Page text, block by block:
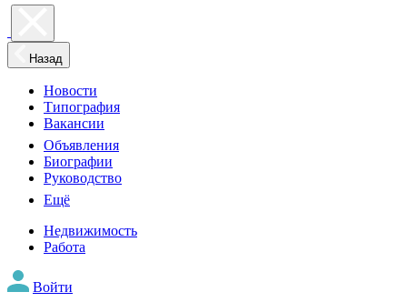
Назад
Новости
Типография
Вакансии
Объявления
Биографии
Руководство
Ещё
Недвижимость
Работа
Войти